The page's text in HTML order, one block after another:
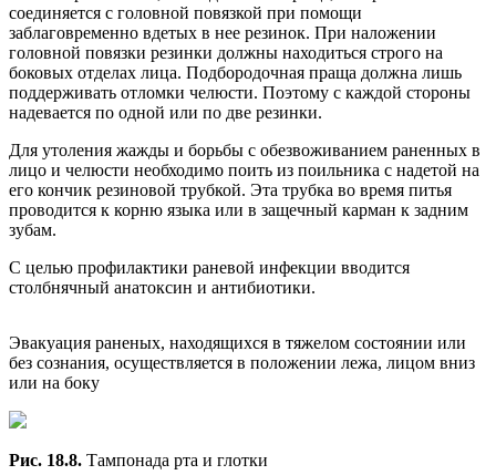
соединяется с головной повязкой при помощи
заблаговременно вдетых в нее резинок. При наложении
головной повязки резинки должны находиться строго на
боковых отделах лица. Подбородочная праща должна лишь
поддерживать отломки челюсти. Поэтому с каждой стороны
надевается по одной или по две резинки.
Для утоления жажды и борьбы с обезвоживанием раненных в
лицо и челюсти необходимо поить из поильника с надетой на
его кончик резиновой трубкой. Эта трубка во время питья
проводится к корню языка или в защечный карман к задним
зубам.
С целью профилактики раневой инфекции вводится
столбнячный анатоксин и антибиотики.
Эвакуация раненых, находящихся в тяжелом состоянии или
без сознания, осуществляется в положении лежа, лицом вниз
или на боку
Рис. 18.8. Тампонада рта и глотки